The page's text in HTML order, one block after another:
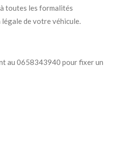
toutes les formalités
de votre véhicule.
au 0658343940 pour fixer un